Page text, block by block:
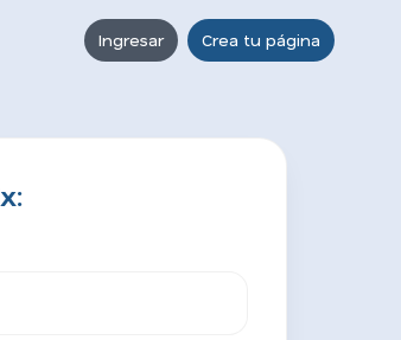
Ingresar Crea tu página